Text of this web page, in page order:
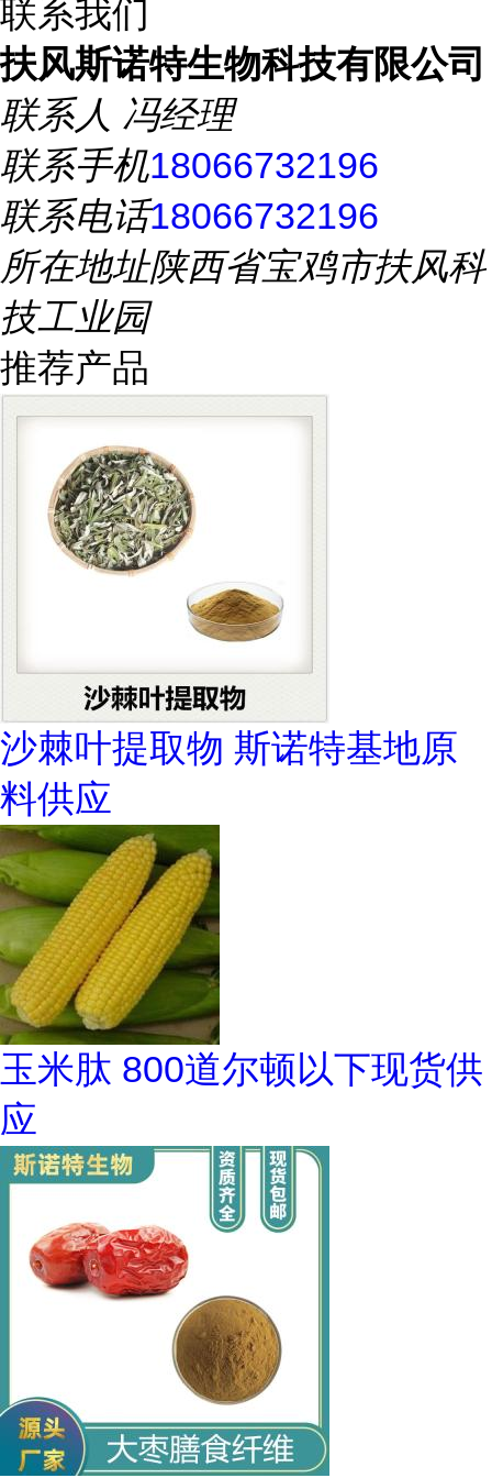
联系我们
扶风斯诺特生物科技有限公司
联系人 冯经理
联系手机18066732196
联系电话18066732196
所在地址陕西省宝鸡市扶风科
技工业园
推荐产品
沙棘叶提取物 斯诺特基地原
料供应
玉米肽 800道尔顿以下现货供
应